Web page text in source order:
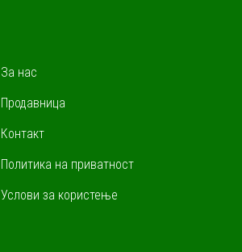
За нас
Продавница
Контакт
Политика на приватност
Услови за користење